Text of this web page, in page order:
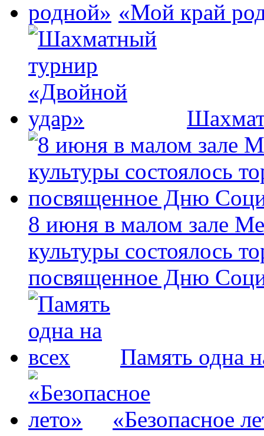
«Мой край
8 июня в малом зале
культуры состоялось
посвященное Дню
Память одна
«Безопасное